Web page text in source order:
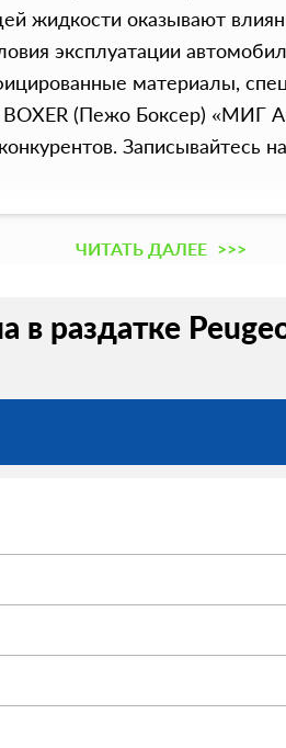
жидкости оказывают
эксплуатации
материалы,
(Пежо Боксер) «МИГ
Записывайтесь
ЧИТАТЬ ДАЛЕЕ >>>
в раздатке